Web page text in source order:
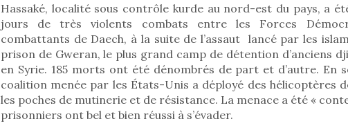
Hassaké, localité sous contrôle kurde au nord-est du pays, a
jours de très violents combats entre les Forces
combattants de Daech, à la suite de l’assaut lancé par les
prison de Gweran, le plus grand camp de détention d’anciens
en Syrie. 185 morts ont été dénombrés de part et d’autre. En
coalition menée par les États-Unis a déployé des hélicoptères
les poches de mutinerie et de résistance. La menace a été «
prisonniers ont bel et bien réussi à s’évader.